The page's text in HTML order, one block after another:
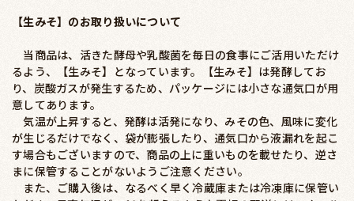
【生みそ】のお取り扱いについて
当商品は、活きた酵母や乳酸菌を毎日の食事にご活用いただけ
るよう、【生みそ】となっています。【生みそ】は発酵してお
り、炭酸ガスが発生するため、パッケージには小さな通気口が用
意してあります。
気温が上昇すると、発酵は活発になり、みその色、風味に変化
が生じるだけでなく、袋が膨張したり、通気口から液漏れを起こ
す場合もございますので、商品の上に重いものを載せたり、逆さ
まに保管することがないようご注意ください。
また、ご購入後は、なるべく早く冷蔵庫または冷凍庫に保管い